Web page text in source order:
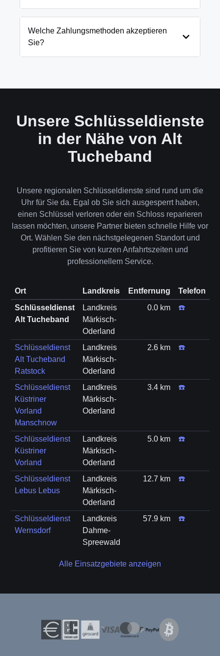
und öffnen Ihre Tür in 99% der Fälle
zerstörungsfrei. Nur in absoluten Ausnahmefällen,
Welche Zahlungsmethoden akzeptieren
Sie?
Unsere Schlüsseldienste
in der Nähe von Alt
Tucheband
Unsere regionalen Schlüsseldienste sind rund um die
Uhr für Sie da. Egal ob Sie sich ausgesperrt haben,
einen Schlüssel verloren oder ein Schloss reparieren
lassen möchten, unsere Partner bieten schnelle Hilfe vor
Ort. Wählen Sie den nächstgelegenen Standort und
profitieren Sie von kurzen Anfahrtszeiten und
professionellem Service.
Ort Landkreis Entfernung
Telefon
Schlüsseldienst
Alt Tucheband
Landkreis
Märkisch-
Oderland
0.0 km ☎️
Schlüsseldienst
Alt Tucheband
Ratstock
Landkreis
Märkisch-
Oderland
2.6 km ☎️
Schlüsseldienst
Küstriner
Vorland
Manschnow
Landkreis
Märkisch-
Oderland
3.4 km ☎️
Schlüsseldienst
Küstriner
Vorland
Landkreis
Märkisch-
Oderland
5.0 km ☎️
Schlüsseldienst
Lebus Lebus
Landkreis
Märkisch-
Oderland
12.7 km ☎️
Schlüsseldienst
Wernsdorf
Landkreis
Dahme-
Spreewald
57.9 km ☎️
Alle Einsatzgebiete anzeigen